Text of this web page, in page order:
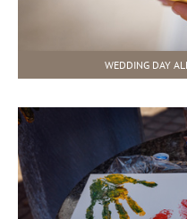
WEDDING DAY